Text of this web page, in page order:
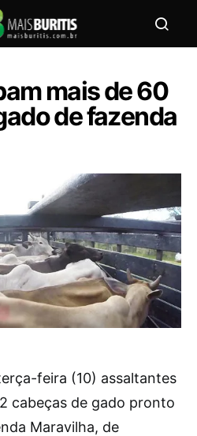
mais de 60
de fazenda
feira (10) assaltantes
cabeças de gado pronto
Maravilha, de